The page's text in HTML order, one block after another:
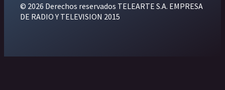
© 2026 Derechos reservados TELEARTE S.A. EMPRESA
DE RADIO Y TELEVISION 2015